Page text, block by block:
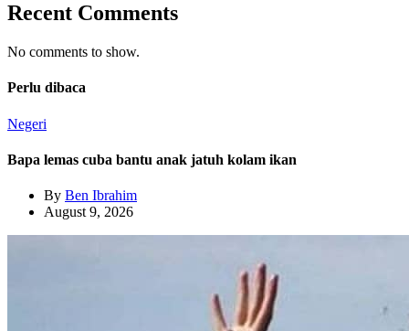
Recent Comments
No comments to show.
Perlu dibaca
Negeri
Bapa lemas cuba bantu anak jatuh kolam ikan
By Ben Ibrahim
August 9, 2026